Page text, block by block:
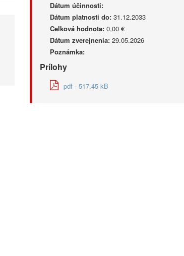
Dátum účinnosti:
Dátum platnosti do:31.12.2033
Celková hodnota:0,00 €
Dátum zverejnenia:29.05.2026
Poznámka:
Prílohy
pdf - 517.45 kB